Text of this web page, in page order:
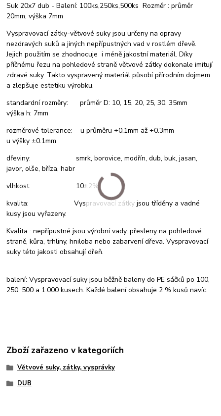
Suk 20x7 dub - Balení: 100ks,250ks,500ks Rozměr : průměr
20mm, výška 7mm
Vyspravovací zátky-větvové suky jsou určeny na opravy
nezdravých suků a jiných nepřípustných vad v rostlém dřevě.
Jejich použitím se zhodnocuje i méně jakostní materiál. Díky
příčnému řezu na pohledové straně větvové zátky dokonale imitují
zdravé suky. Takto vyspravený materiál působí přírodním dojmem
a zlepšuje estetiku výrobku.
standardní rozměry: průměr D: 10, 15, 20, 25, 30, 35mm
výška h: 7mm
rozměrové tolerance: u průměru +0.1mm až +0.3mm
u výšky ±0.1mm
dřeviny: smrk, borovice, modřín, dub, buk, jasan,
javor, olše, bříza, habr
vlhkost: 10±2%
kvalita: Vyspravovací zátky jsou tříděny a vadné
kusy jsou vyřazeny.
Kvalita : nepřípustné jsou výrobní vady, přesleny na pohledové
straně, kůra, trhliny, hniloba nebo zabarvení dřeva. Vyspravovací
suky této jakosti obsahují dřeň.
balení: Vyspravovací suky jsou běžně baleny do PE sáčků po 100,
250, 500 a 1.000 kusech. Každé balení obsahuje 2 % kusů navíc.
Zboží zařazeno v kategoriích
Větvové suky, zátky, vysprávky
DUB